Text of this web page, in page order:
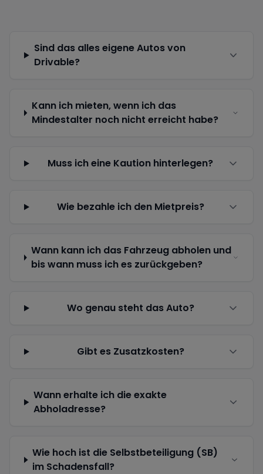
Sind das alles eigene Autos von
Drivable?
Kann ich mieten, wenn ich das
Mindestalter noch nicht erreicht habe?
Muss ich eine Kaution hinterlegen?
Wie bezahle ich den Mietpreis?
Wann kann ich das Fahrzeug abholen und
bis wann muss ich es zurückgeben?
Wo genau steht das Auto?
Gibt es Zusatzkosten?
Wann erhalte ich die exakte
Abholadresse?
Wie hoch ist die Selbstbeteiligung (SB)
im Schadensfall?